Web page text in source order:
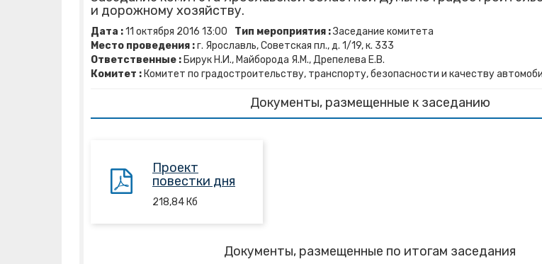
и дорожному хозяйству.
Дата :11 октября 2016 13:00 Тип мероприятия :Заседание комитета
Место проведения :г. Ярославль, Советская пл., д. 1/19, к. 333
Ответственные : Бирук Н.И., Майборода Я.М., Дрепелева Е.В.
Комитет : Комитет по градостроительству, транспорту, безопасности и качеству
Документы, размещенные к заседанию
Проект
повестки дня
218,84 Кб
Документы, размещенные по итогам заседания